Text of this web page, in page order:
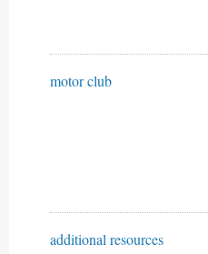
motor club
additional resources